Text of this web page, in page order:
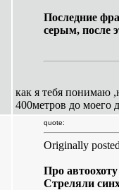
Последние
серым, после
как я тебя понимаю
400метров до моего
quote:
Originally
Про
Стреляли